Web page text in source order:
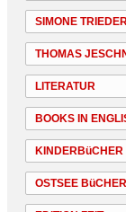
SIMONE
THOMAS
LITERATUR
BOOKS IN
KINDERBüCHER
OSTSEE BüCHER